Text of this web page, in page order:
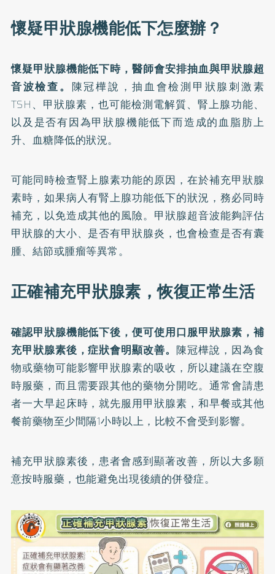
懷疑甲狀腺機能低下怎麼辦？
懷疑甲狀腺機能低下時，醫師會安排抽血與甲狀腺超
音波檢查。 陳冠樺說，抽血會檢測甲狀腺刺激素
TSH、甲狀腺素，也可能檢測電解質、腎上腺功能、
以及是否有因為甲狀腺機能低下而造成的血脂肪上
升、血糖降低的狀況。
可能同時檢查腎上腺素功能的原因，在於補充甲狀腺
素時，如果病人有腎上腺功能低下的狀況，務必同時
補充，以免造成其他的風險。甲狀腺超音波能夠評估
甲狀腺的大小、是否有甲狀腺炎，也會檢查是否有囊
腫、結節或腫瘤等異常。
正確補充甲狀腺素，恢復正常生活
確認甲狀腺機能低下後，便可使用口服甲狀腺素，補
充甲狀腺素後，症狀會明顯改善。 陳冠樺說，因為食
物或藥物可能影響甲狀腺素的吸收，所以建議在空腹
時服藥，而且需要跟其他的藥物分開吃。通常會請患
者一大早起床時，就先服用甲狀腺素，和早餐或其他
餐前藥物至少間隔1小時以上，比較不會受到影響。
補充甲狀腺素後，患者會感到顯著改善，所以大多願
意按時服藥，也能避免出現後續的併發症。